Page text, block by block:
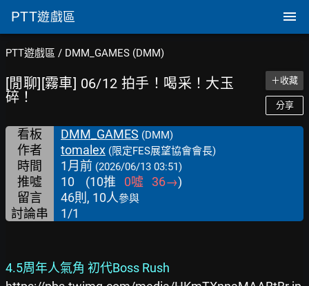
PTT遊戲區
PTT遊戲區 / DMM_GAMES (DMM)
[閒聊][霧車] 06/12 拍手！喝采！大玉
碎！
＋收藏
分享
看板 DMM_GAMES (DMM)
作者 tomalex (限定FES展望協會會長)
時間 1月前 (2026/06/13 03:51)
推噓 10 (10推 0噓 36→)
留言
46則, 10人參與
討論串 1/1
4.5周年人氣角 初代Boss Rush